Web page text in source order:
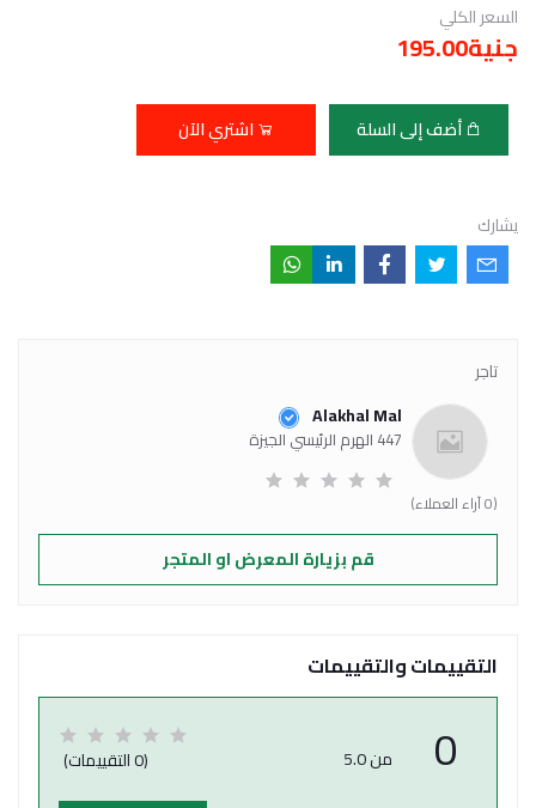
السعر الكلي
جنية195.00
أضف إلى السلة اشتري الآن
يشارك
تاجر
Alakhal Mal
447 الهرم الرئيسي الجيزة
(0 آراء العملاء)
قم بزيارة المعرض او المتجر
التقييمات والتقييمات
0 من 5.0 (0 التقييمات)